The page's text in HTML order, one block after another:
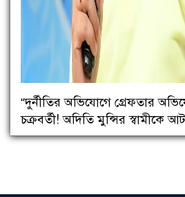
“দুর্নীতির অভিযোগে গ্রেফতার
চক্রবর্তী! অদিতি মুন্সির স্বামীকে